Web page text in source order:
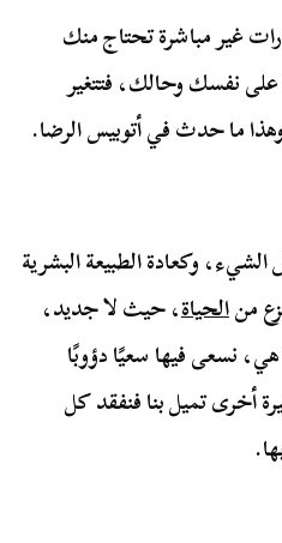
غير مباشرة تحتاج منك
نفسك وحالك، فتتغير
ما حدث في أتوبيس الرضا.
وكعادة الطبيعة البشرية
منالحياة، حيث لا جديد،
نسعى فيها سعيًا دؤوبًا
أخرى تميل بنا فنفقد كل